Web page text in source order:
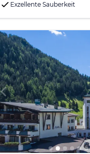
Exzellente Sauberkeit